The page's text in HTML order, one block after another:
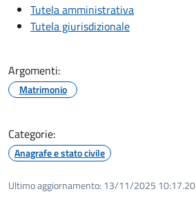
Tutela amministrativa
Tutela giurisdizionale
Argomenti:
Matrimonio
Categorie:
Anagrafe e stato civile
Ultimo aggiornamento: 13/11/2025 10:17.20